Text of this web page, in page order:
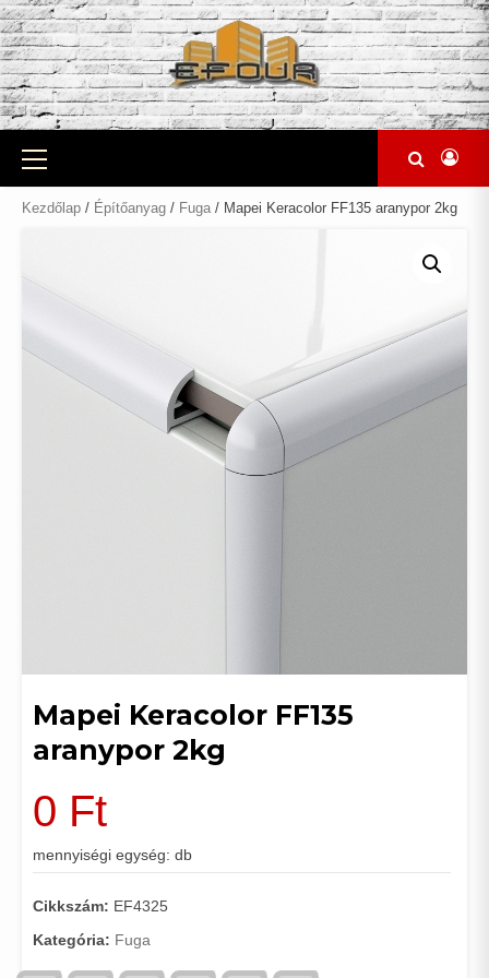
Skip
to
content
Primary
Menu
Kezdőlap / Építőanyag / Fuga / Mapei Keracolor FF135 aranypor 2kg
Mapei Keracolor FF135
aranypor 2kg
0 Ft
mennyiségi egység: db
Cikkszám: EF4325
Kategória: Fuga